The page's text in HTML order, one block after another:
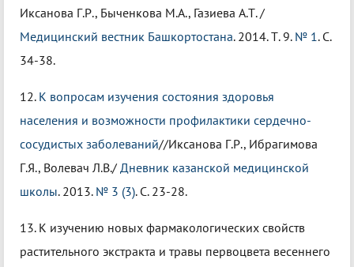
Иксанова Г.Р., Быченкова М.А., Газиева А.Т. /
Медицинский вестник Башкортостана. 2014. Т. 9. № 1. С.
34-38.
12. К вопросам изучения состояния здоровья
населения и возможности профилактики сердечно-
сосудистых заболеваний//Иксанова Г.Р., Ибрагимова
Г.Я., Волевач Л.В./ Дневник казанской медицинской
школы. 2013. № 3 (3). С. 23-28.
13. К изучению новых фармакологических свойств
растительного экстракта и травы первоцвета весеннего